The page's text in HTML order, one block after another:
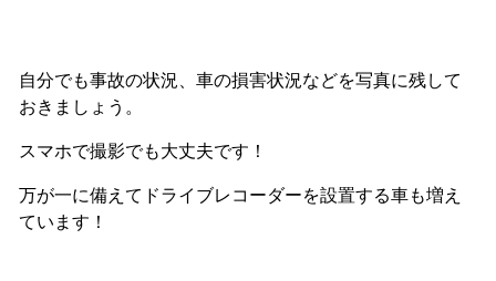
自分でも事故の状況、車の損害状況などを写真に残して
おきましょう。
スマホで撮影でも大丈夫です！
万が一に備えてドライブレコーダーを設置する車も増え
ています！